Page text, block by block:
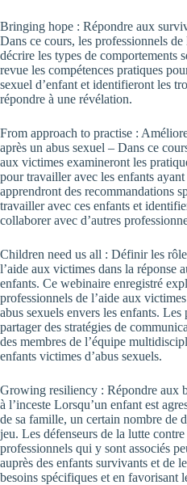
Bringing hope : Répondre aux
Dans ce cours, les professionnels
décrire les types de comportements
revue les compétences pratiques
sexuel d’enfant et identifieront les
répondre à une révélation.
From approach to practise :
après un abus sexuel – Dans ce
aux victimes examineront les
pour travailler avec les enfants
apprendront des recommandations
travailler avec ces enfants et
collaborer avec d’autres
Children need us all : Définir les
l’aide aux victimes dans la réponse
enfants. Ce webinaire enregistré
professionnels de l’aide aux
abus sexuels envers les enfants.
partager des stratégies de
des membres de l’équipe
enfants victimes d’abus sexuels.
Growing resiliency : Répondre aux
à l’inceste Lorsqu’un enfant est
de sa famille, un certain nombre de
jeu. Les défenseurs de la lutte
professionnels qui y sont associés
auprès des enfants survivants et de
besoins spécifiques et en favorisant